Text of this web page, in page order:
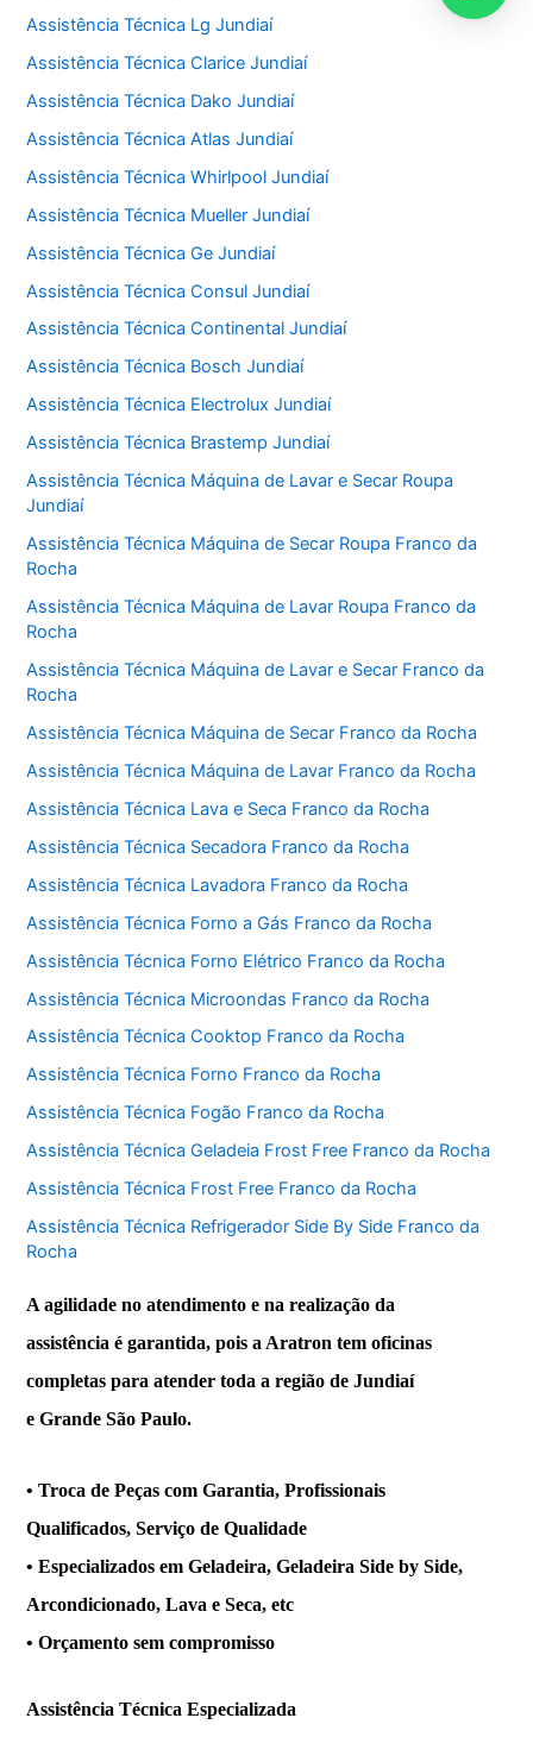
Assistência Técnica Lg Jundiaí
Assistência Técnica Clarice Jundiaí
Assistência Técnica Dako Jundiaí
Assistência Técnica Atlas Jundiaí
Assistência Técnica Whirlpool Jundiaí
Assistência Técnica Mueller Jundiaí
Assistência Técnica Ge Jundiaí
Assistência Técnica Consul Jundiaí
Assistência Técnica Continental Jundiaí
Assistência Técnica Bosch Jundiaí
Assistência Técnica Electrolux Jundiaí
Assistência Técnica Brastemp Jundiaí
Assistência Técnica Máquina de Lavar e Secar Roupa
Jundiaí
Assistência Técnica Máquina de Secar Roupa Franco da
Rocha
Assistência Técnica Máquina de Lavar Roupa Franco da
Rocha
Assistência Técnica Máquina de Lavar e Secar Franco da
Rocha
Assistência Técnica Máquina de Secar Franco da Rocha
Assistência Técnica Máquina de Lavar Franco da Rocha
Assistência Técnica Lava e Seca Franco da Rocha
Assistência Técnica Secadora Franco da Rocha
Assistência Técnica Lavadora Franco da Rocha
Assistência Técnica Forno a Gás Franco da Rocha
Assistência Técnica Forno Elétrico Franco da Rocha
Assistência Técnica Microondas Franco da Rocha
Assistência Técnica Cooktop Franco da Rocha
Assistência Técnica Forno Franco da Rocha
Assistência Técnica Fogão Franco da Rocha
Assistência Técnica Geladeia Frost Free Franco da Rocha
Assistência Técnica Frost Free Franco da Rocha
Assistência Técnica Refrigerador Side By Side Franco da
Rocha
A agilidade no atendimento e na realização da
assistência é garantida, pois a Aratron tem oficinas
completas para atender toda a região de Jundiaí
e Grande São Paulo.
• Troca de Peças com Garantia, Profissionais
Qualificados, Serviço de Qualidade
• Especializados em Geladeira, Geladeira Side by Side,
Arcondicionado, Lava e Seca, etc
• Orçamento sem compromisso
Assistência Técnica Especializada